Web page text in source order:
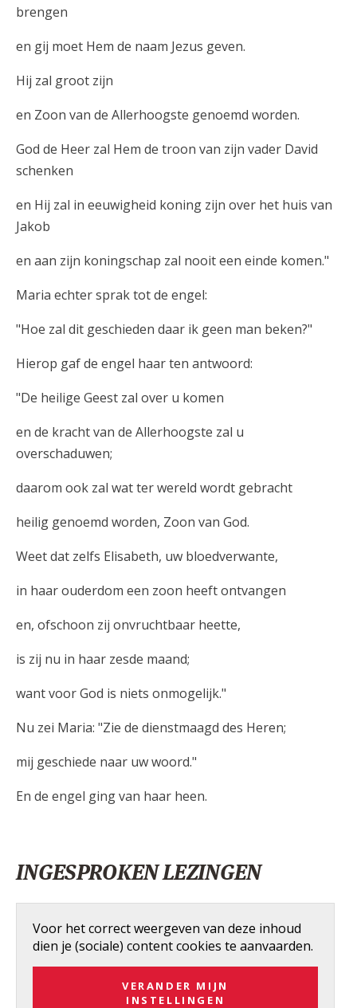
brengen
en gij moet Hem de naam Jezus geven.
Hij zal groot zijn
en Zoon van de Allerhoogste genoemd worden.
God de Heer zal Hem de troon van zijn vader David
schenken
en Hij zal in eeuwigheid koning zijn over het huis van
Jakob
en aan zijn koningschap zal nooit een einde komen."
Maria echter sprak tot de engel:
"Hoe zal dit geschieden daar ik geen man beken?"
Hierop gaf de engel haar ten antwoord:
"De heilige Geest zal over u komen
en de kracht van de Allerhoogste zal u
overschaduwen;
daarom ook zal wat ter wereld wordt gebracht
heilig genoemd worden, Zoon van God.
Weet dat zelfs Elisabeth, uw bloedverwante,
in haar ouderdom een zoon heeft ontvangen
en, ofschoon zij onvruchtbaar heette,
is zij nu in haar zesde maand;
want voor God is niets onmogelijk."
Nu zei Maria: "Zie de dienstmaagd des Heren;
mij geschiede naar uw woord."
En de engel ging van haar heen.
INGESPROKEN LEZINGEN
Voor het correct weergeven van deze inhoud
dien je (sociale) content cookies te aanvaarden.
VERANDER MIJN
INSTELLINGEN